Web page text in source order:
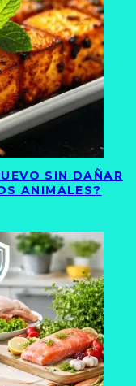
SIN DAÑAR
ANIMALES?